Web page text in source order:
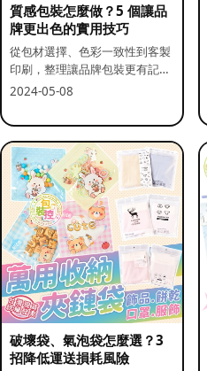
質感包裝怎麼做？5 個讓品
牌更出色的實用技巧
從包材選擇、色彩一致性到客製
印刷，整理讓品牌包裝更有記憶
點的實用做法。
2024-05-08
破壞袋、氣泡袋怎麼選？3
招降低運送損耗風險